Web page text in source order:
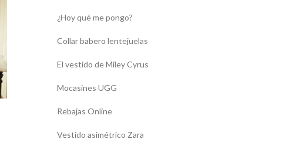
¿Hoy qué me pongo?
Collar babero lentejuelas
El vestido de Miley Cyrus
Mocasines UGG
Rebajas Online
Vestido asimétrico Zara